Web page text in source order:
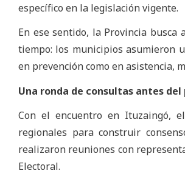
específico en la legislación vigente.
En ese sentido, la Provincia
tiempo: los municipios asumieron
en prevención como en asistencia,
Una ronda de consultas antes
Con el encuentro en Ituzaingó,
regionales para construir
realizaron reuniones con
Electoral.